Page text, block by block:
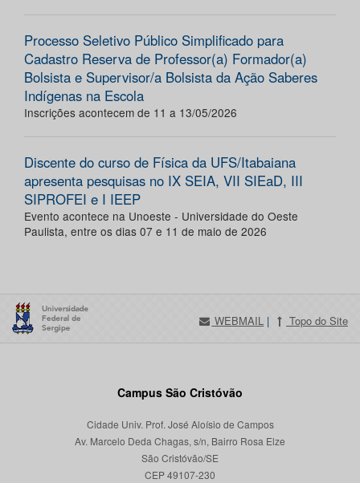
Processo Seletivo Público Simplificado para
Cadastro Reserva de Professor(a) Formador(a)
Bolsista e Supervisor/a Bolsista da Ação Saberes
Indígenas na Escola
Inscrições acontecem de 11 a 13/05/2026
Discente do curso de Física da UFS/Itabaiana
apresenta pesquisas no IX SEIA, VII SIEaD, III
SIPROFEI e I IEEP
Evento acontece na Unoeste - Universidade do Oeste
Paulista, entre os dias 07 e 11 de maio de 2026
WEBMAIL | Topo do Site
Campus São Cristóvão
Cidade Univ. Prof. José Aloísio de Campos
Av. Marcelo Deda Chagas, s/n, Bairro Rosa Elze
São Cristóvão/SE
CEP 49107-230